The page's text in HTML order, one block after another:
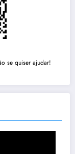
se quiser ajudar!